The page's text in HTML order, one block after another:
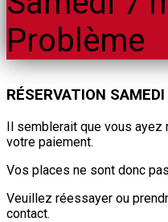
Problème
RÉSERVATION
Il semblerait que vous ayez
votre paiement.
Vos places ne sont donc
Veuillez réessayer ou
contact.